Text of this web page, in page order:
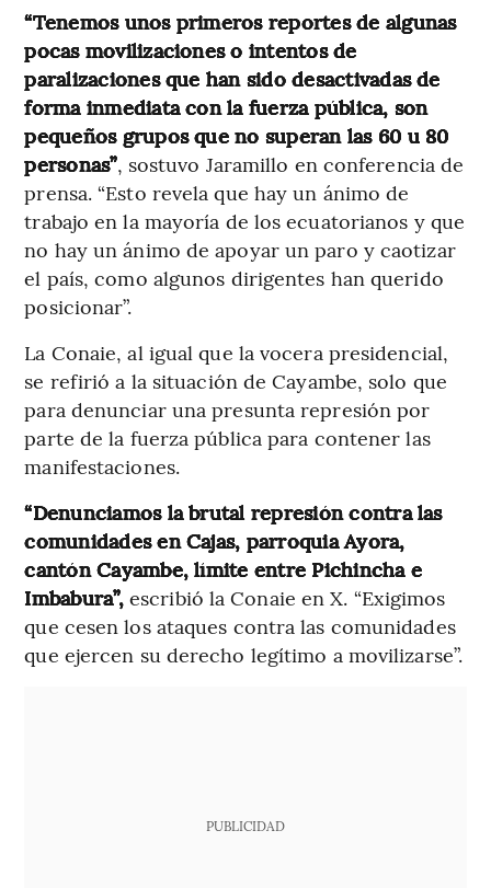
“Tenemos unos primeros reportes de algunas
pocas movilizaciones o intentos de
paralizaciones que han sido desactivadas de
forma inmediata con la fuerza pública, son
pequeños grupos que no superan las 60 u 80
personas”, sostuvo Jaramillo en conferencia de
prensa. “Esto revela que hay un ánimo de
trabajo en la mayoría de los ecuatorianos y que
no hay un ánimo de apoyar un paro y caotizar
el país, como algunos dirigentes han querido
posicionar”.
La Conaie, al igual que la vocera presidencial,
se refirió a la situación de Cayambe, solo que
para denunciar una presunta represión por
parte de la fuerza pública para contener las
manifestaciones.
“Denunciamos la brutal represión contra las
comunidades en Cajas, parroquia Ayora,
cantón Cayambe, límite entre Pichincha e
Imbabura”,escribió la Conaie en X. “Exigimos
que cesen los ataques contra las comunidades
que ejercen su derecho legítimo a movilizarse”.
PUBLICIDAD